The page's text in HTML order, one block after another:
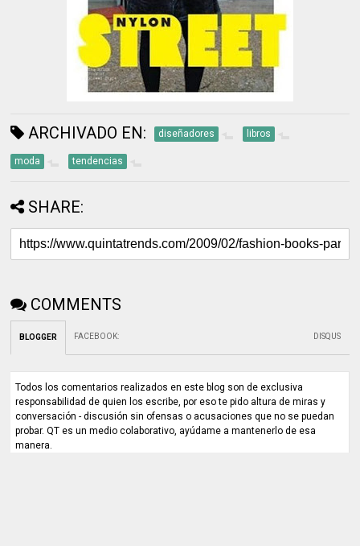
ARCHIVADO EN: diseñadores libros
moda tendencias
SHARE:
COMMENTS
BLOGGER FACEBOOK: DISQUS
Todos los comentarios realizados en este blog son de exclusiva
responsabilidad de quien los escribe, por eso te pido altura de miras y
conversación - discusión sin ofensas o acusaciones que no se puedan
probar. QT es un medio colaborativo, ayúdame a mantenerlo de esa
manera.